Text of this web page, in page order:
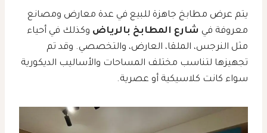
يتم عرض مطابخ جاهزة للبيع في عدة معارض ومصانع
معروفة في شارع المطابخ بالرياض وكذلك في أحياء
مثل النرجس، الملقا، العارض، والتخصصي. وقد تم
تجهيزها لتناسب مختلف المساحات والأساليب الديكورية
سواء كانت كلاسيكية أو عصرية.